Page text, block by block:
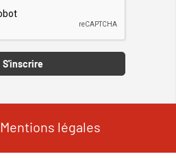
S'inscrire
Mentions légales